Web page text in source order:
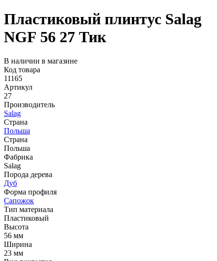
Пластиковый плинтус Salag
NGF 56 27 Тик
В наличии в магазине
Код товара
11165
Артикул
27
Производитель
Salag
Страна
Польша
Страна
Польша
Фабрика
Salag
Порода дерева
Дуб
Форма профиля
Сапожок
Тип материала
Пластиковый
Высота
56 мм
Ширина
23 мм